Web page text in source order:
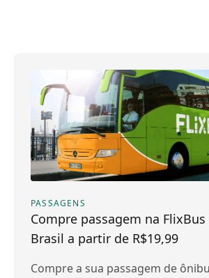
PASSAGENS
Compre passagem na
Brasil a partir de R$19,99
Compre a sua passagem de